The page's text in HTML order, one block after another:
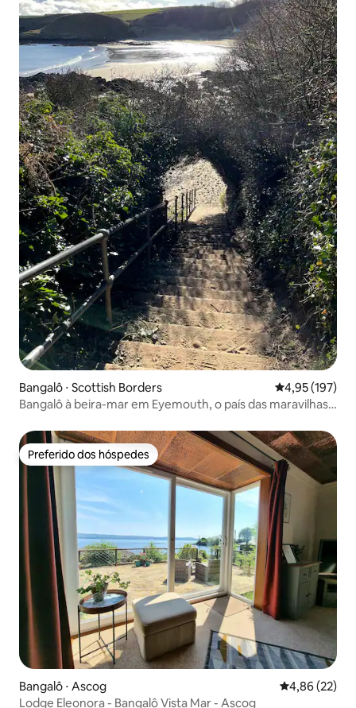
Bangalô ⋅ Scottish Borders 4,95 de uma
4,95 (197)
Bangalô à beira-mar em Eyemouth, o país das maravilhas
Preferido dos hóspedes
Preferido dos hóspedes
Bangalô ⋅ Ascog 4,86 de uma
4,86 (22)
Lodge Eleonora - Bangalô Vista Mar - Ascog